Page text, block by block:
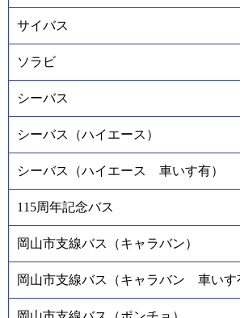
サイバス
ソラビ
シーバス
シーバス（ハイエース）
シーバス（ハイエース 車いす有）
115周年記念バス
岡山市支線バス（キャラバン）
岡山市支線バス（キャラバン 車いす